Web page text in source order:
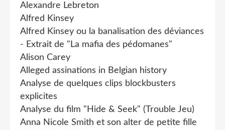
Alexandre Lebreton
Alfred Kinsey
Alfred Kinsey ou la banalisation des déviances
- Extrait de "La mafia des pédomanes"
Alison Carey
Alleged assinations in Belgian history
Analyse de quelques clips blockbusters
explicites
Analyse du film "Hide & Seek" (Trouble Jeu)
Anna Nicole Smith et son alter de petite fille